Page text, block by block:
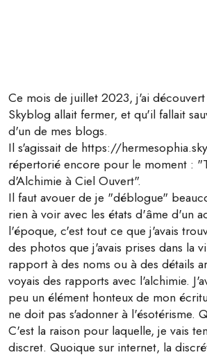
Ce mois de juillet 2023, j'ai
Skyblog allait fermer, et qu'il fallait
d'un de mes blogs.
Il s'agissait de https://
répertorié encore pour le moment :
d'Alchimie à Ciel Ouvert".
Il faut avouer de je "déblogue"
rien à voir avec les états d'âme d'un
l'époque, c'est tout ce que j'avais
des photos que j'avais prises dans la
rapport à des noms ou à des détails
voyais des rapports avec l'alchimie.
peu un élément honteux de mon
ne doit pas s'adonner à l'ésotérisme.
C'est la raison pour laquelle, je vais
discret. Quoique sur internet, la